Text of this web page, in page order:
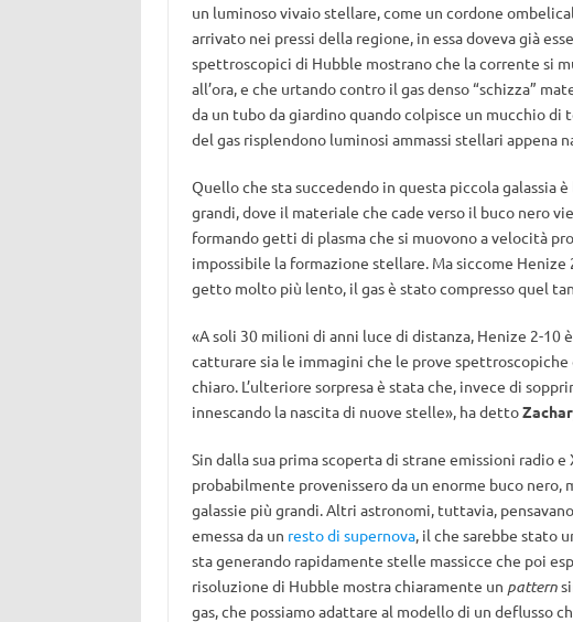
un luminoso vivaio stellare, come un cordone
arrivato nei pressi della regione, in essa doveva già
spettroscopici di Hubble mostrano che la corrente si
all’ora, e che urtando contro il gas denso “schizza”
da un tubo da giardino quando colpisce un mucchio di
del gas risplendono luminosi ammassi stellari appena
Quello che sta succedendo in questa piccola galassia
grandi, dove il materiale che cade verso il buco nero
formando getti di plasma che si muovono a velocità
impossibile la formazione stellare. Ma siccome
getto molto più lento, il gas è stato compresso quel
«A soli 30 milioni di anni luce di distanza, Henize 2-10
catturare sia le immagini che le prove
chiaro. L’ulteriore sorpresa è stata che, invece di
innescando la nascita di nuove stelle», ha detto
Sin dalla sua prima scoperta di strane emissioni radio
probabilmente provenissero da un enorme buco
galassie più grandi. Altri astronomi, tuttavia,
emessa da un resto di supernova, il che sarebbe stato
sta generando rapidamente stelle massicce che poi
risoluzione di Hubble mostra chiaramente un pattern
gas, che possiamo adattare al modello di un deflusso